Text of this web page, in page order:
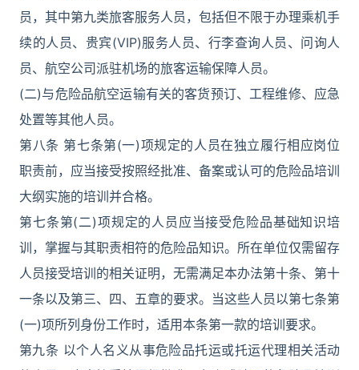
员，其中第九类旅客服务人员，包括但不限于办理乘机手
续的人员、贵宾(VIP)服务人员、行李查询人员、问询人
员、航空公司派驻机场的旅客运输保障人员。
(二)与危险品航空运输有关的客货预订、工程维修、应急
处置等其他人员。
第八条 第七条第(一)项规定的人员在独立履行相应岗位
职责前，应当接受按照经批准、备案或认可的危险品培训
大纲实施的培训并合格。
第七条第(二)项规定的人员应当接受危险品基础知识培
训，掌握与其职责相符的危险品知识。所在单位仅需留存
人员接受培训的相关证明，无需满足本办法第十条、第十
一条以及第三、四、五章的要求。当这些人员以第七条第
(一)项所列身份工作时，适用本条第一款的培训要求。
第九条 以个人名义从事危险品托运或托运代理相关活动